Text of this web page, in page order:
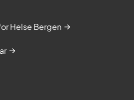
Helse Bergen